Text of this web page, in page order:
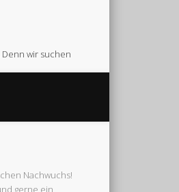
wir suchen
Nachwuchs!
gerne ein